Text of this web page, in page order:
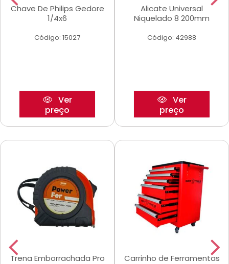
Chave De Philips Gedore
1/4x6
Código: 15027
Ver
preço
Alicate Universal
Niquelado 8 200mm
Código: 42988
Ver
preço
Trena Emborrachada Pro
Carrinho de Ferramentas